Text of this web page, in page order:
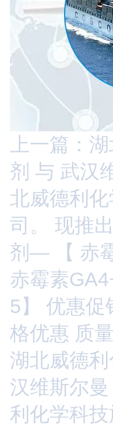
上一篇：
剂 与 武汉
北威德利
司。 现推
剂— 【 赤
赤霉素
5】 优惠促
格优惠 质
湖北威德
汉维斯尔
利化学科技